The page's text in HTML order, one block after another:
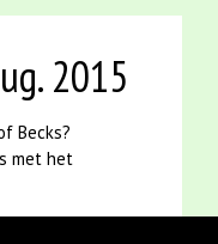
2015
Becks?
met het